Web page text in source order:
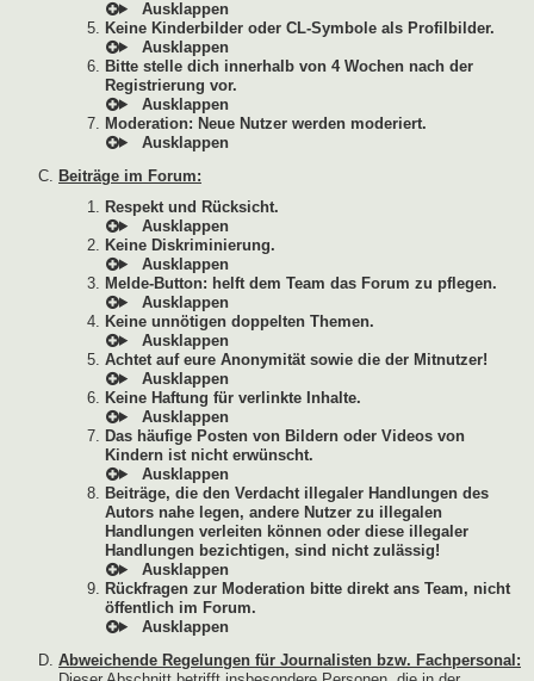
Keine Kinderbilder oder CL-Symbole als Profilbilder.
Bitte stelle dich innerhalb von 4 Wochen nach der
Registrierung vor.
Moderation: Neue Nutzer werden moderiert.
Beiträge im Forum:
Respekt und Rücksicht.
Keine Diskriminierung.
Melde-Button: helft dem Team das Forum zu pflegen.
Keine unnötigen doppelten Themen.
Achtet auf eure Anonymität sowie die der Mitnutzer!
Keine Haftung für verlinkte Inhalte.
Das häufige Posten von Bildern oder Videos von
Kindern ist nicht erwünscht.
Beiträge, die den Verdacht illegaler Handlungen des
Autors nahe legen, andere Nutzer zu illegalen
Handlungen verleiten können oder diese illegaler
Handlungen bezichtigen, sind nicht zulässig!
Rückfragen zur Moderation bitte direkt ans Team, nicht
öffentlich im Forum.
Abweichende Regelungen für Journalisten bzw. Fachpersonal: